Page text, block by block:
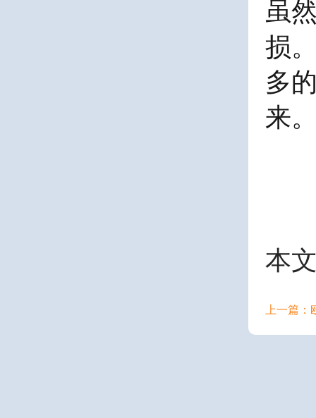
虽
损
多
来
本
上一篇：